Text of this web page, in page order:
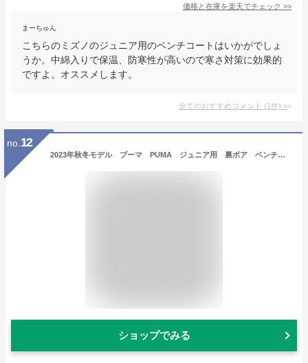
価格と在庫を楽天でチェック >>
まーちゅん
こちらのミズノのジュニア用のベンチコートはいかがでしょ
うか。中綿入りで保温、防寒性が高いので寒さ対策に効果的
ですよ。オススメします。
全てのおすすめコメント (1件) >
no. 12
2023年秋冬モデル プーマ PUMA ジュニア用 裏ボア ベンチコート 677714 キッズ ボーイズ 中綿入り フード付きロングコート サッカー フットサル
ショップでみる